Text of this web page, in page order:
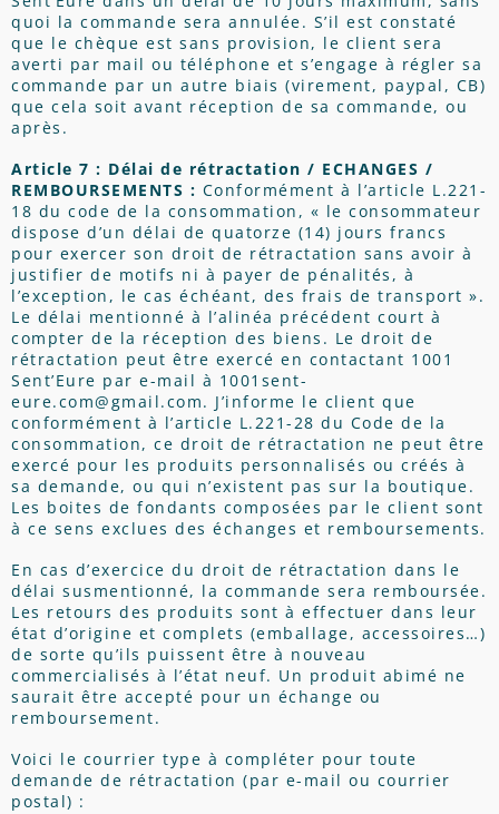
quoi la commande sera annulée. S’il est constaté
que le chèque est sans provision, le client sera
averti par mail ou téléphone et s’engage à régler sa
commande par un autre biais (virement, paypal, CB)
que cela soit avant réception de sa commande, ou
après.
Article 7 : Délai de rétractation / ECHANGES /
REMBOURSEMENTS : Conformément à l’article L.221-
18 du code de la consommation, « le consommateur
dispose d’un délai de quatorze (14) jours francs
pour exercer son droit de rétractation sans avoir à
justifier de motifs ni à payer de pénalités, à
l’exception, le cas échéant, des frais de transport ».
Le délai mentionné à l’alinéa précédent court à
compter de la réception des biens. Le droit de
rétractation peut être exercé en contactant 1001
Sent’Eure par e-mail à 1001sent-
eure.com@gmail.com. J’informe le client que
conformément à l’article L.221-28 du Code de la
consommation, ce droit de rétractation ne peut être
exercé pour les produits personnalisés ou créés à
sa demande, ou qui n’existent pas sur la boutique.
Les boites de fondants composées par le client sont
à ce sens exclues des échanges et remboursements.
En cas d’exercice du droit de rétractation dans le
délai susmentionné, la commande sera remboursée.
Les retours des produits sont à effectuer dans leur
état d’origine et complets (emballage, accessoires…)
de sorte qu’ils puissent être à nouveau
commercialisés à l’état neuf. Un produit abimé ne
saurait être accepté pour un échange ou
remboursement.
Voici le courrier type à compléter pour toute
demande de rétractation (par e-mail ou courrier
postal) :